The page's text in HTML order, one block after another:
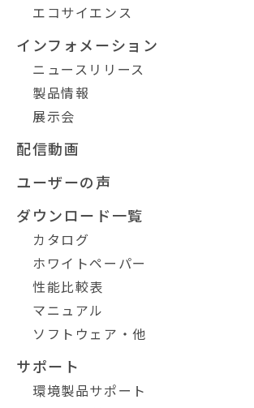
エコサイエンス
インフォメーション
ニュースリリース
製品情報
展示会
配信動画
ユーザーの声
ダウンロード一覧
カタログ
ホワイトペーパー
性能比較表
マニュアル
ソフトウェア・他
サポート
環境製品サポート